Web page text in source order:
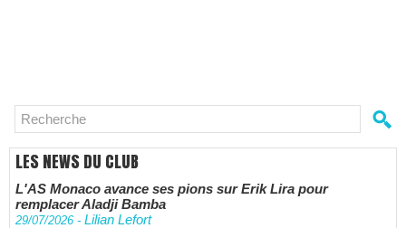
LES NEWS DU CLUB
L'AS Monaco avance ses pions sur Erik Lira pour
remplacer Aladji Bamba
29/07/2026 - Lilian Lefort